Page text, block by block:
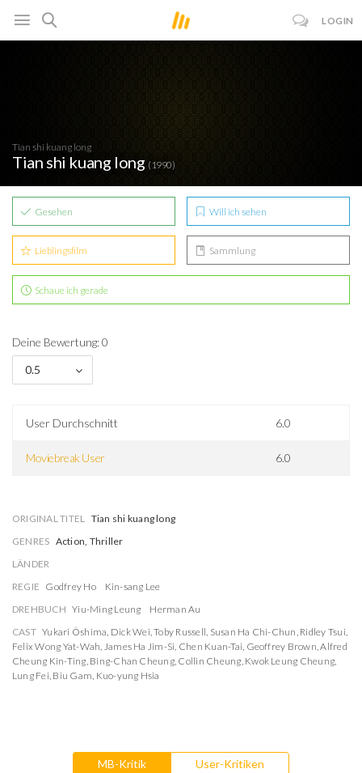
LOGIN
Tian shi kuang long
Tian shi kuang long (1990)
Gesehen Will ich sehen
Lieblingsfilm Sammlung
Schaue ich gerade
Deine Bewertung: 0
0.5
User Durchschnitt 6.0
Moviebreak User 6.0
ORIGINAL TITEL Tian shi kuang long
GENRES Action, Thriller
LÄNDER
REGIE Godfrey Ho
Kin-sang Lee
DREHBUCH Yiu-Ming Leung
Herman Au
CAST Yukari Ôshima, Dick Wei,Toby Russell, Susan Ha Chi-Chun, Ridley Tsui,
Felix Wong Yat-Wah, James Ha Jim-Si, Chen Kuan-Tai, Geoffrey Brown,Alfred
Cheung Kin-Ting, Bing-Chan Cheung, Collin Cheung, Kwok Leung Cheung,
Lung Fei, Biu Gam, Kuo-yung Hsia
MB-Kritik User-Kritiken